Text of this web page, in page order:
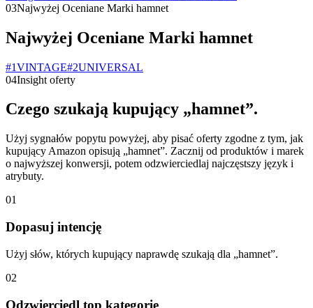
03Najwyżej Oceniane Marki hamnet
Najwyżej Oceniane Marki hamnet
#1VINTAGE#2UNIVERSAL
04Insight oferty
Czego szukają kupujący „hamnet”.
Użyj sygnałów popytu powyżej, aby pisać oferty zgodne z tym, jak
kupujący Amazon opisują „hamnet”. Zacznij od produktów i marek
o najwyższej konwersji, potem odzwierciedlaj najczęstszy język i
atrybuty.
01
Dopasuj intencję
Użyj słów, których kupujący naprawdę szukają dla „hamnet”.
02
Odzwierciedl top kategorie